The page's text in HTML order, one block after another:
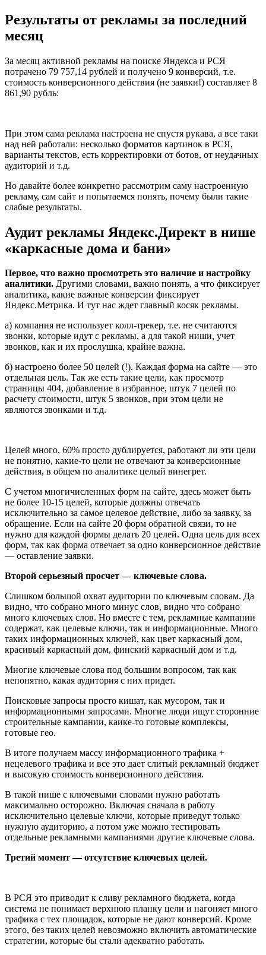
Результаты от рекламы за последний
месяц
За месяц активной рекламы на поиске Яндекса и РСЯ
потрачено 79 757,14 рублей и получено 9 конверсий, т.е.
стоимость конверсионного действия (не заявки!) составляет 8
861,90 рубль:
При этом сама реклама настроена не спустя рукава, а все таки
над ней работали: несколько форматов картинок в РСЯ,
варианты текстов, есть корректировки от ботов, от неудачных
аудиторий и т.д.
Но давайте более конкретно рассмотрим саму настроенную
рекламу, сам сайт и попытаемся понять, почему были такие
слабые результаты.
Аудит рекламы Яндекс.Директ в нише
«каркасные дома и бани»
Первое, что важно просмотреть это наличие и настройку
аналитики. Другими словами, важно понять, а что фиксирует
аналитика, какие важные конверсии фиксирует
Яндекс.Метрика. И тут нас ждет главный косяк рекламы.
а) компания не использует колл-трекер, т.е. не считаются
звонки, которые идут с рекламы, а для такой ниши, учет
звонков, как и их прослушка, крайне важна.
б) настроено более 50 целей (!). Каждая форма на сайте — это
отдельная цель. Так же есть такие цели, как просмотр
страницы 404, добавление в избранное, штук 7 целей по
расчету стоимости, штук 5 звонков, при этом цели не
являются звонками и т.д.
Целей много, 60% просто дублируется, работают ли эти цели
не понятно, какие-то цели не отвечают за конверсионные
действия, в общем по аналитике целый винегрет.
С учетом многичисленных форм на сайте, здесь может быть
не более 10-15 целей, которые должны отвечать
исключительно за самое целевое действие, либо за заявку, за
обращение. Если на сайте 20 форм обратной связи, то не
нужно для каждой формы делать 20 целей. Одна цель для всех
форм, так как форма отвечает за одно конверсионное действие
— оставление заявки.
Второй серьезный просчет — ключевые слова.
Слишком большой охват аудитории по ключевым словам. Да
видно, что собрано много минус слов, видно что собрано
много ключевых слов. Но вместе с тем, рекламные кампании
содержат, как целевые ключи, так и информационные. Много
таких информационных ключей, как цвет каркасный дом,
красивый каркасный дом, финский каркасный дом и т.д.
Многие ключевые слова под большим вопросом, так как
непонятно, какая аудитория с них придет.
Поисковые запросы просто кишат, как мусором, так и
информационными запросами. Многие люди ищут сторонние
строительные кампании, каике-то готовые комплексы,
готовые гео.
В итоге получаем массу информационного трафика +
нецелевого трафика и все это дает слитый рекламный бюджет
и высокую стоимость конверсионного действия.
В такой нише с ключевыми словами нужно работать
максимально осторожно. Включая сначала в работу
исключительно целевые ключи, которые приведут только
нужную аудиторию, а потом уже можно тестировать
отдельные рекламными кампаниями другие ключевые слова.
Третий момент — отсутствие ключевых целей.
В РСЯ это приводит к сливу рекламного бюджета, когда
система не понимает верхнюю планку цели и нагоняет много
трафика с тех площадок, которые не дают конверсий. Кроме
этого, без таких целей невозможно включить автоматические
стратегии, которые бы стали адекватно работать.